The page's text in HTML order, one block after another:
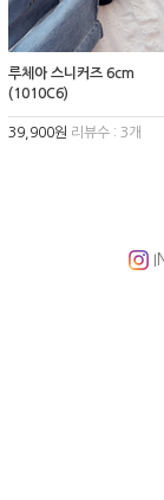
루체아 스니커즈 6cm
(1010C6)
39,900원 리뷰수 : 3개